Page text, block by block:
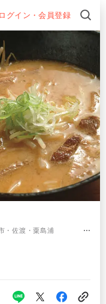
ログイン・会員登録
・佐渡・粟島浦